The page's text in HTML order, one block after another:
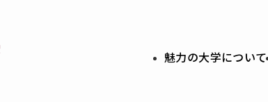
魅力の大学について